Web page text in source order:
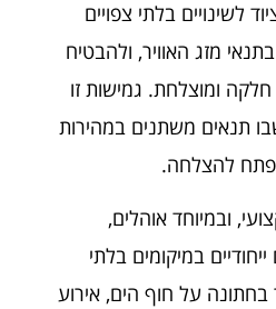
לשינויים בלתי צפויים
מזג האוויר, ולהבטיח
ומוצלחת. גמישות זו
תנאים משתנים במהירות
להצלחה.
ובמיוחד אוהלים,
במיקומים בלתי
בחתונה על חוף הים, אירוע